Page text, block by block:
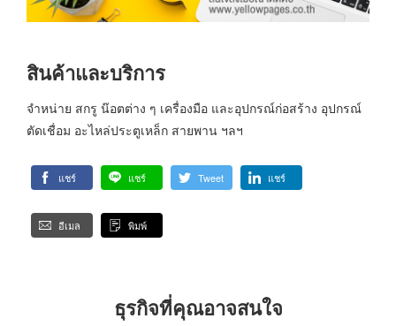
สินค้าและบริการ
จำหน่าย สกรู น๊อตต่าง ๆ เครื่องมือ และอุปกรณ์ก่อสร้าง อุปกรณ์
ตัดเชื่อม อะไหล่ประตูเหล็ก สายพาน ฯลฯ
แชร์ แชร์ Tweet แชร์
อีเมล พิมพ์
ธุรกิจที่คุณอาจสนใจ